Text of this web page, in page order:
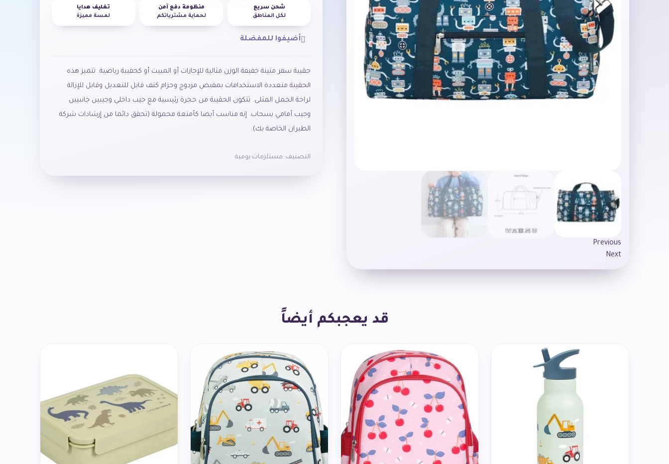
Previous
Next
شحن سريع
لكل المناطق
منظومة دفع آمن
لحماية مشترياتكم
تغليف هدايا
لمسة مميزة
أضيفوا للمفضلة
حقيبة سفر متينة خفيفة الوزن مثالية للإجازات أو المبيت أو كحقيبة رياضية. تتميز هذه
الحقيبة متعددة الاستخدامات بمقبض مزدوج وحزام كتف قابل للتعديل وقابل للإزالة
لراحة الحمل المثلى. تتكون الحقيبة من حجرة رئيسية مع جيب داخلي وجيبين جانبيين
وجيب أمامي بسحاب. إنه مناسب أيضا كأمتعة محمولة (تحقق دائما من إرشادات شركة
الطيران الخاصة بك).
التصنيف: مستلزمات يومية
قد يعجبكم أيضاً